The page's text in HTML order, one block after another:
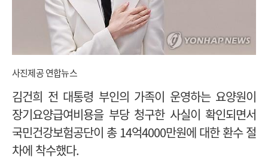
사진제공 연합뉴스
김건희 전 대통령 부인의 가족이 운영하는 요양원이
장기요양급여비용을 부당 청구한 사실이 확인되면서
국민건강보험공단이 총 14억4000만원에 대한 환수 절
차에 착수했다.